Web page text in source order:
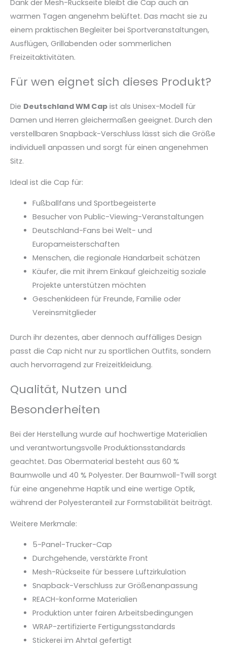
Dank der Mesh-Rückseite bleibt die Cap auch an
warmen Tagen angenehm belüftet. Das macht sie zu
einem praktischen Begleiter bei Sportveranstaltungen,
Ausflügen, Grillabenden oder sommerlichen
Freizeitaktivitäten.
Für wen eignet sich dieses Produkt?
Die Deutschland WM Cap ist als Unisex-Modell für
Damen und Herren gleichermaßen geeignet. Durch den
verstellbaren Snapback-Verschluss lässt sich die Größe
individuell anpassen und sorgt für einen angenehmen
Sitz.
Ideal ist die Cap für:
Fußballfans und Sportbegeisterte
Besucher von Public-Viewing-Veranstaltungen
Deutschland-Fans bei Welt- und
Europameisterschaften
Menschen, die regionale Handarbeit schätzen
Käufer, die mit ihrem Einkauf gleichzeitig soziale
Projekte unterstützen möchten
Geschenkideen für Freunde, Familie oder
Vereinsmitglieder
Durch ihr dezentes, aber dennoch auffälliges Design
passt die Cap nicht nur zu sportlichen Outfits, sondern
auch hervorragend zur Freizeitkleidung.
Qualität, Nutzen und
Besonderheiten
Bei der Herstellung wurde auf hochwertige Materialien
und verantwortungsvolle Produktionsstandards
geachtet. Das Obermaterial besteht aus 60 %
Baumwolle und 40 % Polyester. Der Baumwoll-Twill sorgt
für eine angenehme Haptik und eine wertige Optik,
während der Polyesteranteil zur Formstabilität beiträgt.
Weitere Merkmale:
5-Panel-Trucker-Cap
Durchgehende, verstärkte Front
Mesh-Rückseite für bessere Luftzirkulation
Snapback-Verschluss zur Größenanpassung
REACH-konforme Materialien
Produktion unter fairen Arbeitsbedingungen
WRAP-zertifizierte Fertigungsstandards
Stickerei im Ahrtal gefertigt